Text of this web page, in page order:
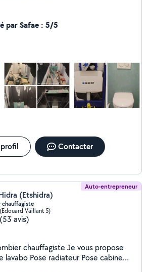
par Safae : 5/5
Contacter
Auto-entrepreneur
(Etshidra)
chauffagiste
Vaillant 5)
(53 avis)
Je vous propose